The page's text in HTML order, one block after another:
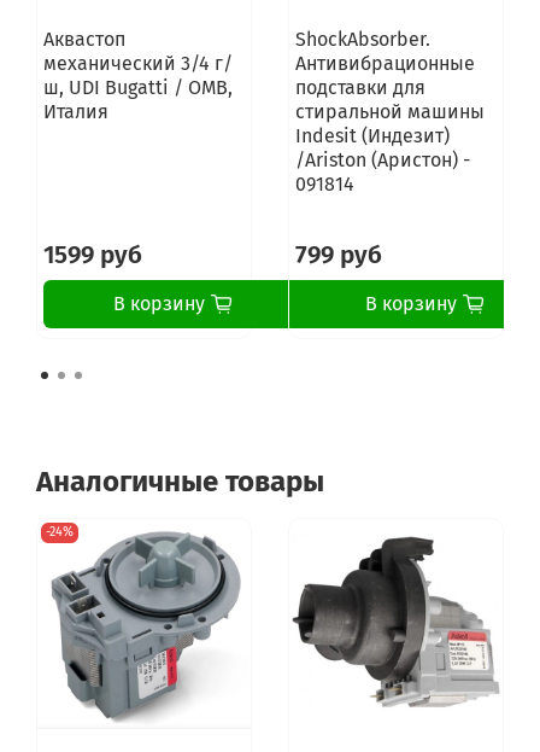
Аквастоп
механический 3/4 г/
ш, UDI Bugatti / OMB,
Италия
1599 руб
В корзину
ShockAbsorber.
Антивибрационные
подставки для
стиральной машины
Indesit (Индезит)
/Ariston (Аристон) -
091814
799 руб
В корзину
Аналогичные товары
-24%